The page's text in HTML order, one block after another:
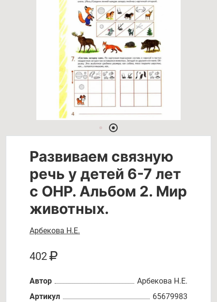
Развиваем связную
речь у детей 6-7 лет
с ОНР. Альбом 2. Мир
животных.
Арбекова Н.Е.
402
Автор
Арбекова Н.Е.
Артикул
65679983